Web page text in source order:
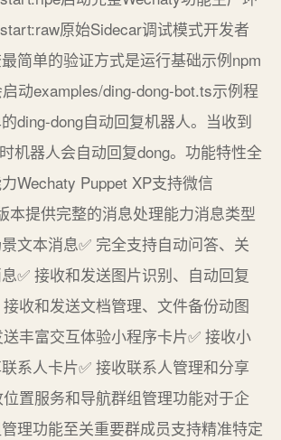
原始Sidecar调试模式开发者
简单的验证方式是运行基础示例npm
动examples/ding-dong-bot.ts示例程
ding-dong自动回复机器人。当收到
机器人会自动回复dong。功能特性全
Wechaty Puppet XP支持微信
本提供完整的消息处理能力消息类型
文本消息✅ 完全支持自动问答、关
✅ 接收和发送图片识别、自动回复
收和发送文档管理、文件备份动图
丰富交互体验小程序卡片✅ 接收小
系人卡片✅ 接收联系人管理和分享
置服务和导航群组管理功能对于企
理功能至关重要群成员支持精准特定